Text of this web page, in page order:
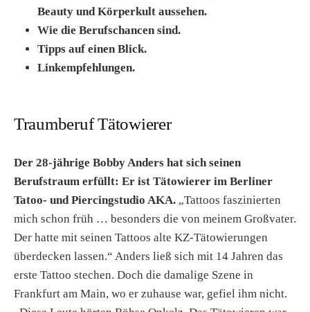
Beauty und Körperkult aussehen.
Wie die Berufschancen sind.
Tipps auf einen Blick.
Linkempfehlungen.
Traumberuf Tätowierer
Der 28-jährige Bobby Anders hat sich seinen
Berufstraum erfüllt: Er ist Tätowierer im Berliner
Tatoo- und Piercingstudio AKA. „Tattoos faszinierten
mich schon früh … besonders die von meinem Großvater.
Der hatte mit seinen Tattoos alte KZ-Tätowierungen
überdecken lassen.“ Anders ließ sich mit 14 Jahren das
erste Tattoo stechen. Doch die damalige Szene in
Frankfurt am Main, wo er zuhause war, gefiel ihm nicht.